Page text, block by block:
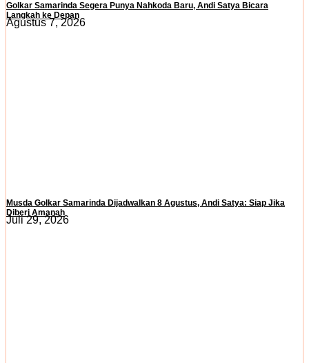
Golkar Samarinda Segera Punya Nahkoda Baru, Andi Satya Bicara
Langkah ke Depan
Agustus 7, 2026
Musda Golkar Samarinda Dijadwalkan 8 Agustus, Andi Satya: Siap Jika
Diberi Amanah
Juli 29, 2026